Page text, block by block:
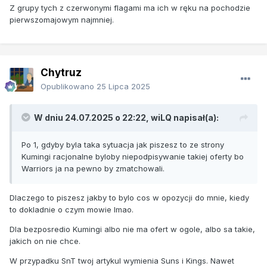
Z grupy tych z czerwonymi flagami ma ich w ręku na pochodzie
pierwszomajowym najmniej.
Chytruz
Opublikowano 25 Lipca 2025
W dniu 24.07.2025 o 22:22, wiLQ napisał(a):
Po 1, gdyby byla taka sytuacja jak piszesz to ze strony
Kumingi racjonalne byloby niepodpisywanie takiej oferty bo
Warriors ja na pewno by zmatchowali.
Dlaczego to piszesz jakby to bylo cos w opozycji do mnie, kiedy
to dokladnie o czym mowie lmao.
Dla bezposredio Kumingi albo nie ma ofert w ogole, albo sa takie,
jakich on nie chce.
W przypadku SnT twoj artykul wymienia Suns i Kings. Nawet